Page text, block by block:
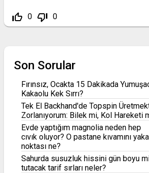
thumb_up_off_alt 0 thumb_down_off_alt 0
Son Sorular
Fırınsız, Ocakta 15 Dakikada
Kakaolu Kek Sırrı?
Tek El Backhand'de Topspin
Zorlanıyorum: Bilek mi, Kol Hareketi
Evde yaptığım magnolia neden hep
cıvık oluyor? O pastane kıvamını
noktası ne?
Sahurda susuzluk hissini gün boyu
tutacak tarif sırları neler?